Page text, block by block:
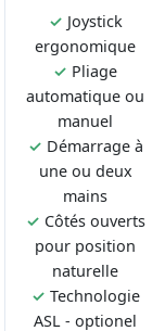
✓ Joystick
ergonomique
✓ Pliage
automatique ou
manuel
✓ Démarrage à
une ou deux
mains
✓ Côtés ouverts
pour position
naturelle
✓ Technologie
ASL - optionel